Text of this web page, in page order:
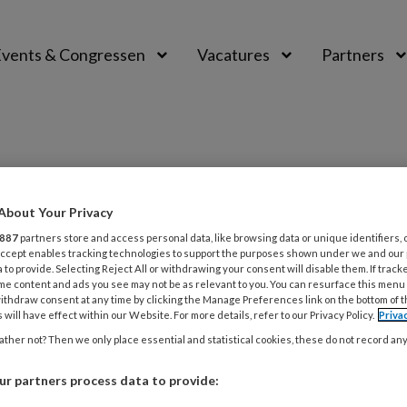
& Congressen Vacatures Partners
ACHTERGROND KINDERMISHANDELING
gebukt gaan onder een ‘niet-
deze zedenrechercheurs
er een kinderboek over
Your Privacy
887 partners store and access personal data, like browsing data or unique identifiers,
enables tracking technologies to support the purposes shown under we and
to provide. Selecting Reject All or withdrawing your consent will disable them. If
content and ads you see may not be as relevant to you. You can resurface this
consent at any time by clicking the Manage Preferences link on the bottom of
will have effect within our Website. For more details, refer to our Privacy Policy.
not? Then we only place essential and statistical cookies, these do not record
partners process data to provide: